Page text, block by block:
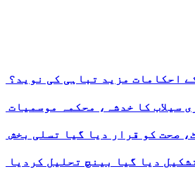
احکامات مزید تباہی کی نوید؟
سیلاب کا خدشہ، محکمہ موسمیات
صحت کو قرار دیا گیا تسلی بخش
دیا گیا بینچ تحلیل کردیا